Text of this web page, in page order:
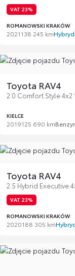
VAT 23%
ROMANOWSKI KRAKÓW
2021138 245 km
Toyota RAV4
2.0 Comfort Style
KIELCE
2019125 690 km
Toyota RAV4
2.5 Hybrid Executive
VAT 23%
ROMANOWSKI KRAKÓW
2020188 305 km